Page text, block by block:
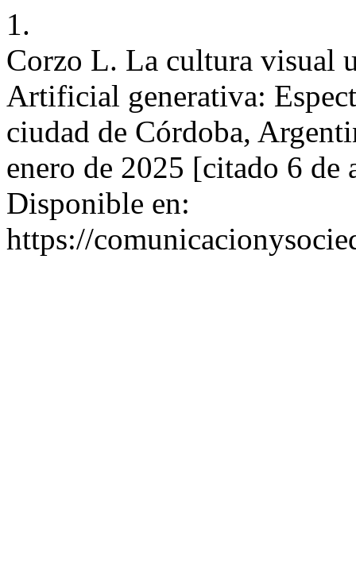
1.
Corzo L. La cultura visual
Artificial generativa:
ciudad de Córdoba,
enero de 2025 [citado 6 de
Disponible en:
https://